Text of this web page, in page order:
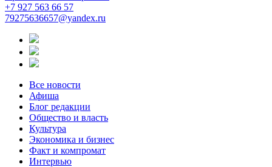
+7 927 563 66 57
79275636657@yandex.ru
Все новости
Афиша
Блог редакции
Общество и власть
Культура
Экономика и бизнес
Факт и компромат
Интервью